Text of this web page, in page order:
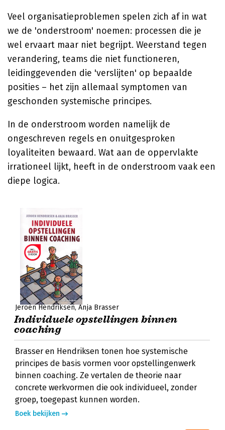
Veel organisatieproblemen spelen zich af in wat
we de 'onderstroom' noemen: processen die je
wel ervaart maar niet begrijpt. Weerstand tegen
verandering, teams die niet functioneren,
leidinggevenden die 'verslijten' op bepaalde
posities – het zijn allemaal symptomen van
geschonden systemische principes.
In de onderstroom worden namelijk de
ongeschreven regels en onuitgesproken
loyaliteiten bewaard. Wat aan de oppervlakte
irrationeel lijkt, heeft in de onderstroom vaak een
diepe logica.
Jeroen Hendriksen Anja Brasser
Individuele opstellingen binnen
coaching
Brasser en Hendriksen tonen hoe systemische
principes de basis vormen voor opstellingenwerk
binnen coaching. Ze vertalen de theorie naar
concrete werkvormen die ook individueel, zonder
groep, toegepast kunnen worden.
Boek bekijken